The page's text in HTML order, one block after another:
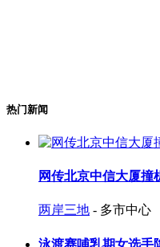
热门新闻
网传北京中信大厦撞
两岸三地 - 多市中心
泳渡赛哺乳期女选手